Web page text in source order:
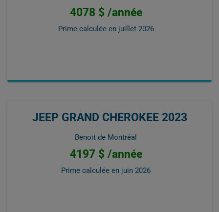
4078 $ /année
Prime calculée en juillet 2026
JEEP GRAND CHEROKEE 2023
Benoit de Montréal
4197 $ /année
Prime calculée en juin 2026